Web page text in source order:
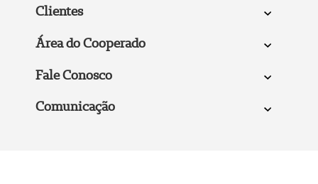
Clientes
Área do Cooperado
Fale Conosco
Comunicação